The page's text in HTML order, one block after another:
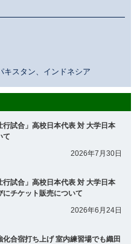
キスタン、インドネシア
行試合」高校日本代表 対 大学日本
て
2026年7月30日
行試合」高校日本代表 対 大学日本
にチケット販売について
2026年6月24日
合宿打ち上げ 室内練習場でも織田